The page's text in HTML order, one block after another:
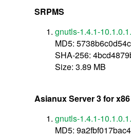
SRPMS
gnutls-1.4.1-
MD5:
SHA-256:
Size: 3.89 MB
Asianux Server 3 for x86
gnutls-1.4.1-
MD5: